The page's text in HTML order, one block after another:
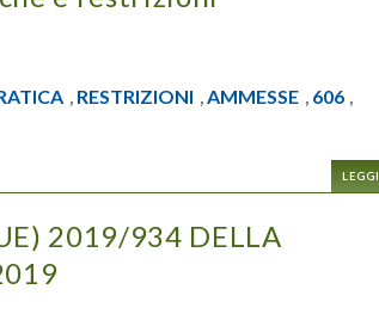
, RESTRIZIONI ,AMMESSE , 606 ,
LEGGI
2019/934 DELLA